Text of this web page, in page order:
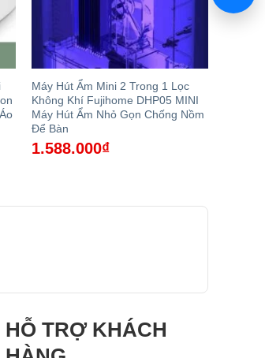
Máy Hút Ẩm Mini 2 Trong 1 Lọc
Không Khí Fujihome DHP05 MINI
Máy Hút Ẩm Nhỏ Gọn Chống Nồm
Để Bàn
1.588.000₫
HỖ TRỢ KHÁCH